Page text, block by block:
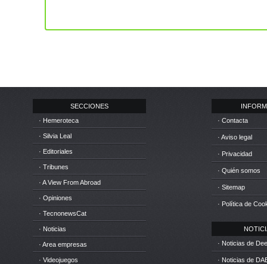
SECCIONES
· Hemeroteca
· Silvia Leal
· Editoriales
· Tribunes
· A View From Abroad
· Opiniones
· TecnonewsCat
· Noticias
· Area empresas
· Videojuegos
· Contacta
· Aviso legal
· Privacidad
· Quién somos
· Sitemap
· Política de
· Noticias de
· Noticias de